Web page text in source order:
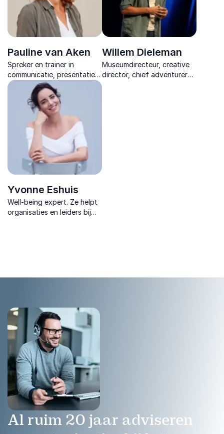
Pauline van Aken
Spreker en trainer in
communicatie, presentatie
en welzijn, met 30 jaar
ervaring en een unieke,
holistische aanpak.
Willem Dieleman
Museumdirecteur, creative
director, chief adventurer
Yvonne Eshuis
Well-being expert. Ze helpt
organisaties en leiders bij
Al ruim 20 jaar adviseren